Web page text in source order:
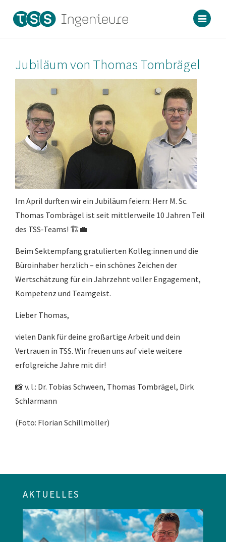
ein-/
Jubiläum von Thomas Tombrägel
Im April durften wir ein Jubiläum feiern: Herr M. Sc.
Thomas Tombrägel ist seit mittlerweile 10 Jahren Teil
des TSS-Teams! 🏗️💼
Beim Sektempfang gratulierten Kolleg:innen und die
Büroinhaber herzlich – ein schönes Zeichen der
Wertschätzung für ein Jahrzehnt voller Engagement,
Kompetenz und Teamgeist.
Lieber Thomas,
vielen Dank für deine großartige Arbeit und dein
Vertrauen in TSS. Wir freuen uns auf viele weitere
erfolgreiche Jahre mit dir!
📸v. l.: Dr. Tobias Schween, Thomas Tombrägel, Dirk
Schlarmann
(Foto: Florian Schillmöller)
AKTUELLES